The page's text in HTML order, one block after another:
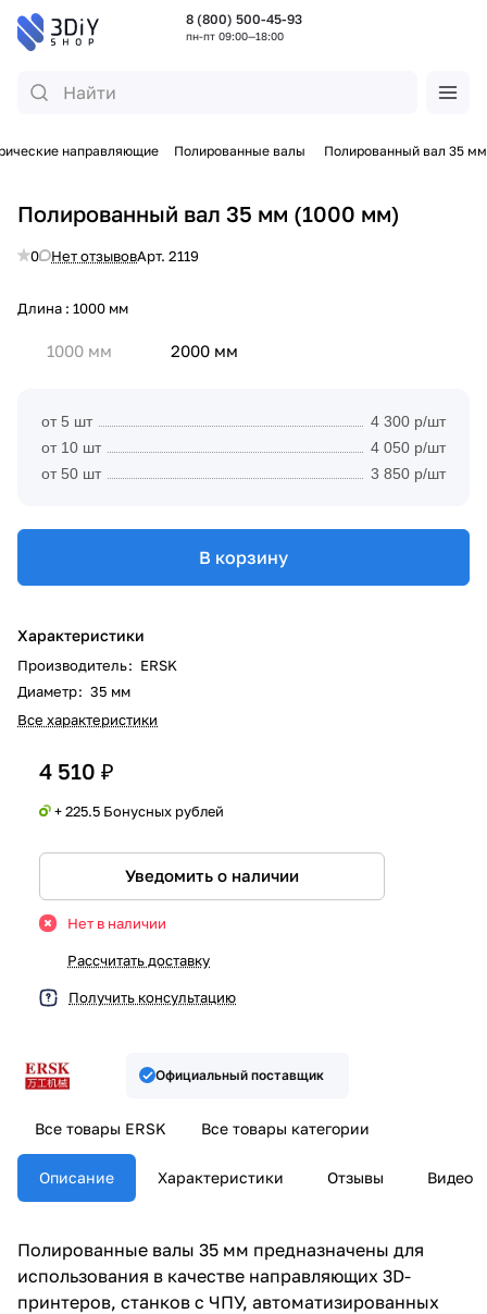
8 (800) 500-45-93
пн-пт 09:00—18:00
направляющие Полированные валы Полированный вал 35 мм
Полированный вал 35 мм (1000 мм)
0 Нет отзывовАрт. 2119
Длина : 1000 мм
1000 мм 2000 мм
от 5 шт
4 300 р/шт
от 10 шт
4 050 р/шт
от 50 шт
3 850 р/шт
В корзину
Характеристики
Производитель: ERSK
Диаметр: 35 мм
Все характеристики
4 510 ₽
+ 225.5 Бонусных рублей
Уведомить о наличии
Нет в наличии
Рассчитать доставку
Получить консультацию
Официальный поставщик
Все товары ERSK Все товары категории
Описание Характеристики Отзывы Видео
Полированные валы 35 мм предназначены для
использования в качестве направляющих 3D-
принтеров, станков с ЧПУ, автоматизированных